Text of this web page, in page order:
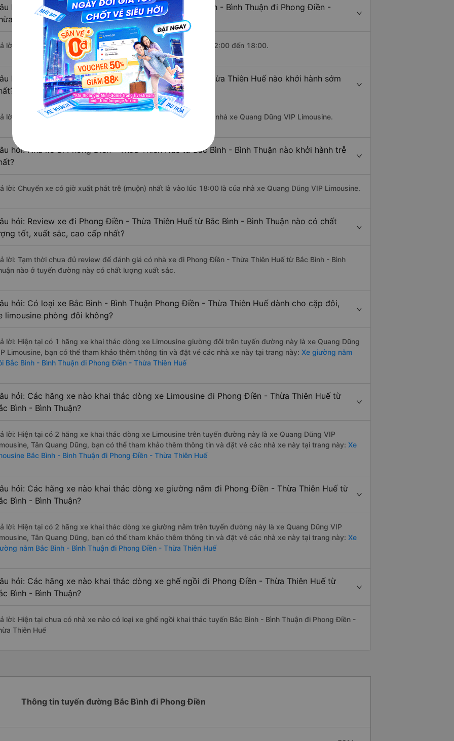
hỏi: Mỗi ngày có bao nhiêu chuyến xe khách Bắc Bình - Bình Thuận đi Phong Điền -
Thiên Huế ?
lời: Trung bình mỗi ngày có khoảng 10 chuyến xe bắt đầu từ 12:00 đến 18:00.
hỏi: Nhà xe đi Bắc Bình - Bình Thuận Phong Điền - Thừa Thiên Huế nào khởi hành sớm
lời: Chuyến xe có giờ xuất phát sớm nhất vào lúc 12:00 là của nhà xe Quang Dũng VIP Limousine.
hỏi: Nhà xe đi Phong Điền - Thừa Thiên Huế từ Bắc Bình - Bình Thuận nào khởi hành trễ
lời: Chuyến xe có giờ xuất phát trễ (muộn) nhất là vào lúc 18:00 là của nhà xe Quang Dũng VIP Limousine.
hỏi: Review xe đi Phong Điền - Thừa Thiên Huế từ Bắc Bình - Bình Thuận nào có chất
tốt, xuất sắc, cao cấp nhất?
lời: Tạm thời chưa đủ review để đánh giá có nhà xe đi Phong Điền - Thừa Thiên Huế từ Bắc Bình - Bình
nào ở tuyến đường này có chất lượng xuất sắc.
hỏi: Có loại xe Bắc Bình - Bình Thuận Phong Điền - Thừa Thiên Huế dành cho cặp đôi,
limousine phòng đôi không?
lời: Hiện tại có 1 hãng xe khai thác dòng xe Limousine giường đôi trên tuyến đường này là xe Quang Dũng
Limousine, bạn có thể tham khảo thêm thông tin và đặt vé các nhà xe này tại trang này: Xe giường nằm
Bắc Bình - Bình Thuận đi Phong Điền - Thừa Thiên Huế
hỏi: Các hãng xe nào khai thác dòng xe Limousine đi Phong Điền - Thừa Thiên Huế từ
Bình - Bình Thuận?
lời: Hiện tại có 2 hãng xe khai thác dòng xe Limousine trên tuyến đường này là xe Quang Dũng VIP
Tân Quang Dũng, bạn có thể tham khảo thêm thông tin và đặt vé các nhà xe này tại trang này: Xe
Bắc Bình - Bình Thuận đi Phong Điền - Thừa Thiên Huế
hỏi: Các hãng xe nào khai thác dòng xe giường nằm đi Phong Điền - Thừa Thiên Huế từ
Bình - Bình Thuận?
lời: Hiện tại có 2 hãng xe khai thác dòng xe giường nằm trên tuyến đường này là xe Quang Dũng VIP
Tân Quang Dũng, bạn có thể tham khảo thêm thông tin và đặt vé các nhà xe này tại trang này: Xe
nằm Bắc Bình - Bình Thuận đi Phong Điền - Thừa Thiên Huế
hỏi: Các hãng xe nào khai thác dòng xe ghế ngồi đi Phong Điền - Thừa Thiên Huế từ
Bình - Bình Thuận?
lời: Hiện tại chưa có nhà xe nào có loại xe ghế ngồi khai thác tuyến Bắc Bình - Bình Thuận đi Phong Điền -
Thiên Huế
Thông tin tuyến đường Bắc Bình đi Phong Điền